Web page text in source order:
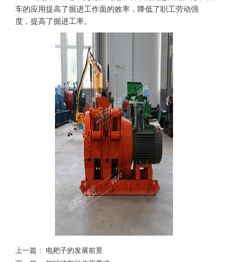
车的应用提高了掘进工作面的效率，降低了职工劳动强
度，提高了掘进工率。
上一篇： 电耙子的发展前景